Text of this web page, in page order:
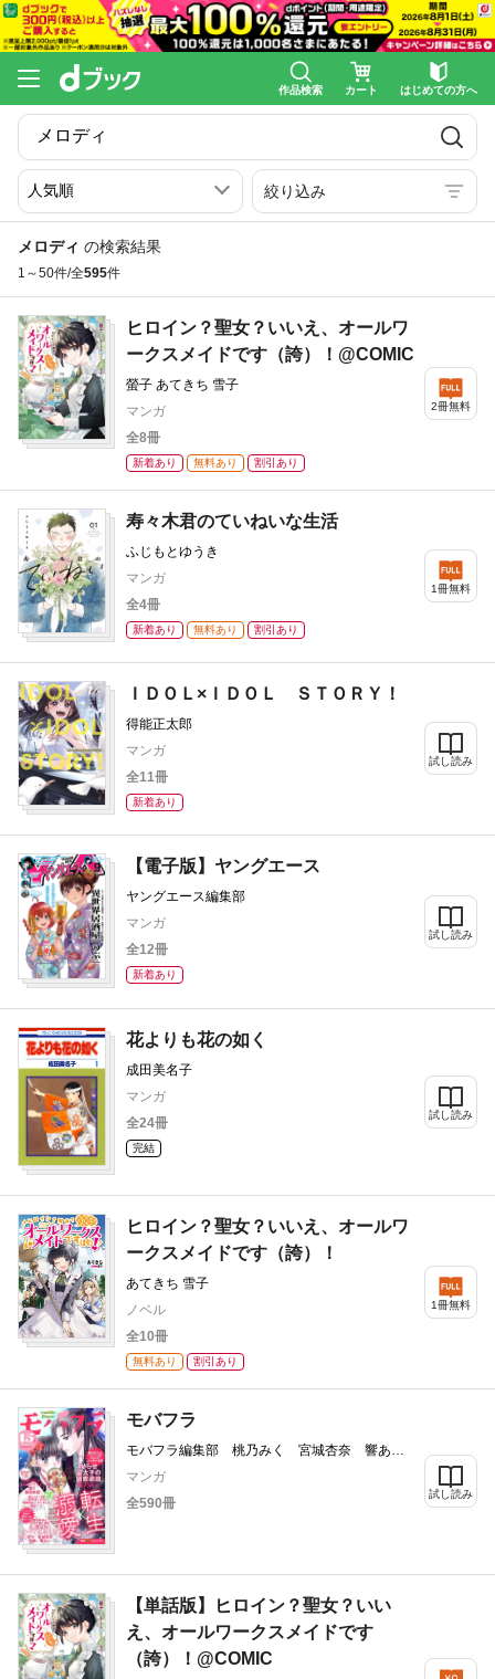
作品検索 カート はじめての方へ
絞り込み
メロディ の検索結果
1～50件/全595件
ヒロイン？聖女？いいえ、オールワ
ークスメイドです（誇）！@COMIC
螢子 あてきち 雪子
マンガ
全8冊
新着あり 無料あり 割引あり
2冊無料
寿々木君のていねいな生活
ふじもとゆうき
マンガ
全4冊
新着あり 無料あり 割引あり
1冊無料
ＩＤＯＬ×ＩＤＯＬ ＳＴＯＲＹ！
得能正太郎
マンガ
全11冊
新着あり
試し読み
【電子版】ヤングエース
ヤングエース編集部
マンガ
全12冊
新着あり
試し読み
花よりも花の如く
成田美名子
マンガ
全24冊
完結
試し読み
ヒロイン？聖女？いいえ、オールワ
ークスメイドです（誇）！
あてきち 雪子
ノベル
全10冊
無料あり 割引あり
1冊無料
モバフラ
モバフラ編集部 桃乃みく 宮城杏奈 響あ
い 陽丘ハオ 服部美紀
マンガ
全590冊
試し読み
【単話版】ヒロイン？聖女？いい
え、オールワークスメイドです
（誇）！@COMIC